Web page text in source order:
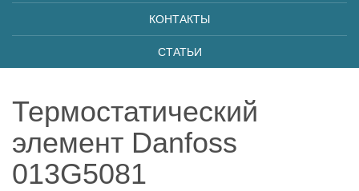
КОНТАКТЫ
СТАТЬИ
Термостатический
элемент Danfoss
013G5081